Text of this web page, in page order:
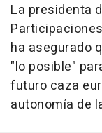
La presidenta
ha asegurado
"lo posible"
futuro caza
autonomía de